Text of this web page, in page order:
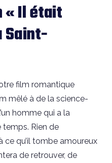
« Il était
Saint-
film romantique
mêlé à de la science-
homme qui a la
Rien de
ce qu’il tombe amoureux
de retrouver, de